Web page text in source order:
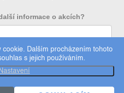
cookie. Dalším procházením tohoto
s jejich používáním.
Nastavení. Všechna práva vyhrazena.
cookies
informace o akcích?
To chci